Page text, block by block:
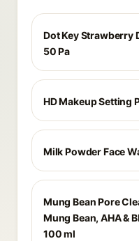
Dot Key Strawberry
50 Pa
HD Makeup Setting
Milk Powder Face
Mung Bean Pore
Mung Bean, AHA &
100 ml